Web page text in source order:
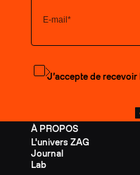
À PROPOS
L'univers ZAG
Journal
Lab
S'abonner à la
J’accepte de